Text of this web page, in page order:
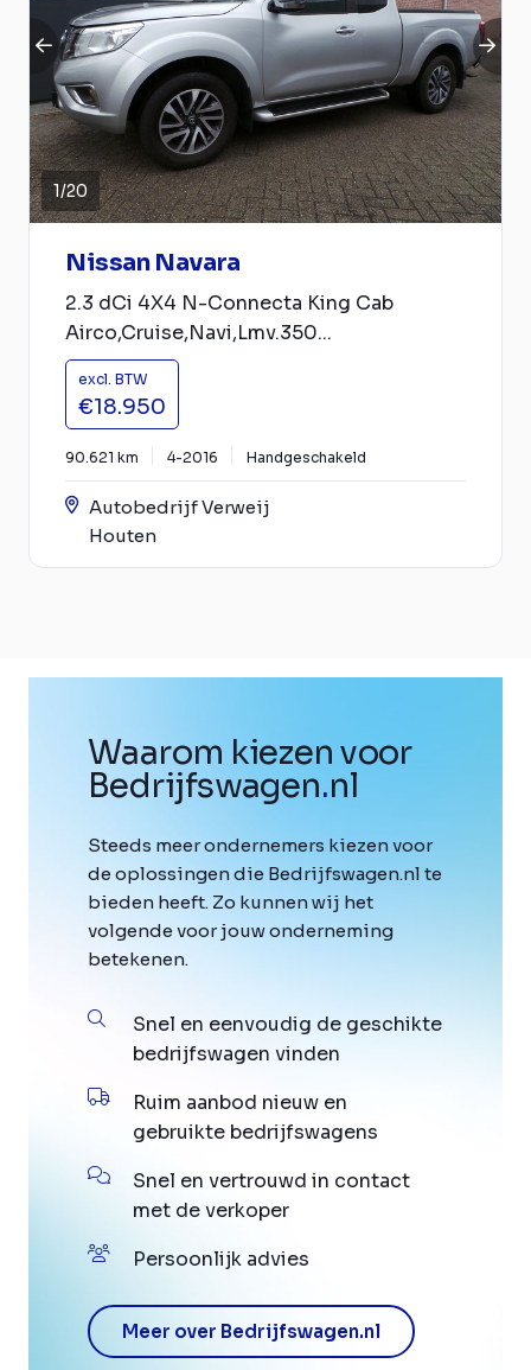
1/20
Nissan Navara
2.3 dCi 4X4 N-Connecta King Cab
Airco,Cruise,Navi,Lmv.350...
excl. BTW
€18.950
90.621 km 4-2016 Handgeschakeld
Autobedrijf Verweij
Houten
Waarom kiezen voor
Bedrijfswagen.nl
Steeds meer ondernemers kiezen voor
de oplossingen die Bedrijfswagen.nl te
bieden heeft. Zo kunnen wij het
volgende voor jouw onderneming
betekenen.
Snel en eenvoudig de geschikte
bedrijfswagen vinden
Ruim aanbod nieuw en
gebruikte bedrijfswagens
Snel en vertrouwd in contact
met de verkoper
Persoonlijk advies
Meer over Bedrijfswagen.nl